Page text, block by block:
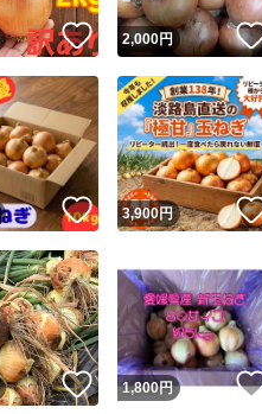
いいね！
2,000円
いいね！
3,900円
いいね！
1,800円